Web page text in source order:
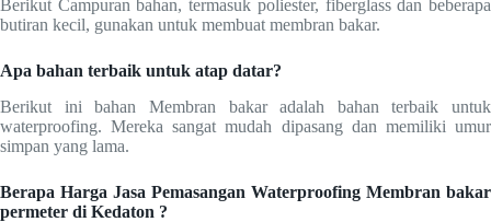
Berikut Campuran bahan, termasuk poliester, fiberglass dan beberapa
butiran kecil, gunakan untuk membuat membran bakar.
Apa bahan terbaik untuk atap datar?
Berikut ini bahan Membran bakar adalah bahan terbaik untuk
waterproofing. Mereka sangat mudah dipasang dan memiliki umur
simpan yang lama.
Berapa Harga Jasa Pemasangan Waterproofing Membran bakar
permeter di Kedaton ?